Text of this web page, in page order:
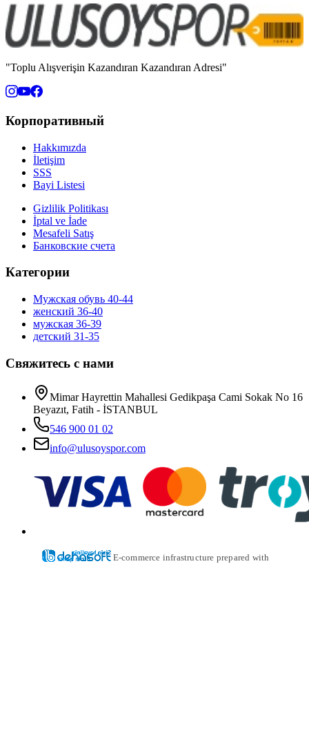
"Toplu Alışverişin Kazandıran Kazandıran Adresi"
Корпоративный
Hakkımızda
İletişim
SSS
Bayi Listesi
Gizlilik Politikası
İptal ve İade
Mesafeli Satış
Банковские счета
Категории
Мужская обувь 40-44
женский 36-40
мужская 36-39
детский 31-35
Свяжитесь с нами
Mimar Hayrettin Mahallesi Gedikpaşa Cami Sokak No 16
Beyazıt, Fatih - İSTANBUL
546 900 01 02
info@ulusoyspor.com
E-commerce infrastructure prepared with